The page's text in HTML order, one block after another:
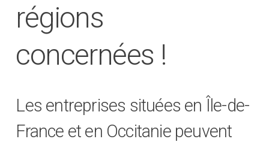
régions
concernées !
Les entreprises situées en Île-de-
France et en Occitanie peuvent